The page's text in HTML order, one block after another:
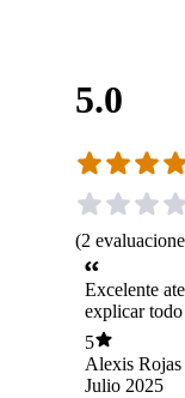
5.0
(2
Excelente
explicar
5
Alexis Rojas
Julio 2025